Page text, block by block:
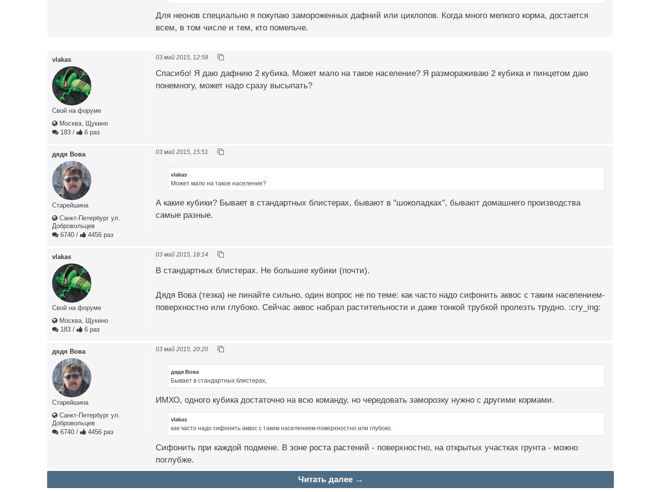
Для неонов специально я покупаю замороженных дафний или циклопов. Когда много мелкого корма, достается
всем, в том числе и тем, кто помельче.
vlakas
Свой на форуме
Москва, Щукино
183 / 6 раз
03 май 2015, 12:58
Спасибо! Я даю дафнию 2 кубика. Может мало на такое население? Я размораживаю 2 кубика и пинцетом даю
понемногу, может надо сразу высыпать?
дядя Вова
Старейшина
Санкт-Петербург ул.
Добровольцев
6740 / 4456 раз
03 май 2015, 15:51
vlakas
Может мало на такое население?
А какие кубики? Бывает в стандартных блистерах, бывают в "шоколадках", бывают домашнего производства
самые разные.
vlakas
Свой на форуме
Москва, Щукино
183 / 6 раз
03 май 2015, 18:14
В стандартных блистерах. Не большие кубики (почти).
Дядя Вова (тезка) не пинайте сильно, один вопрос не по теме: как часто надо сифонить аквос с таким населением-
поверхностно или глубоко. Сейчас аквос набрал растительности и даже тонкой трубкой пролезть трудно. :cry_ing:
дядя Вова
Старейшина
Санкт-Петербург ул.
Добровольцев
6740 / 4456 раз
03 май 2015, 20:20
дядя Вова
Бывает в стандартных блистерах,
ИМХО, одного кубика достаточно на всю команду, но чередовать заморозку нужно с другими кормами.
vlakas
как часто надо сифонить аквос с таким населением-поверхностно или глубоко.
Сифонить при каждой подмене. В зоне роста растений - поверхностно, на открытых участках грунта - можно
поглубже.
Читать далее →